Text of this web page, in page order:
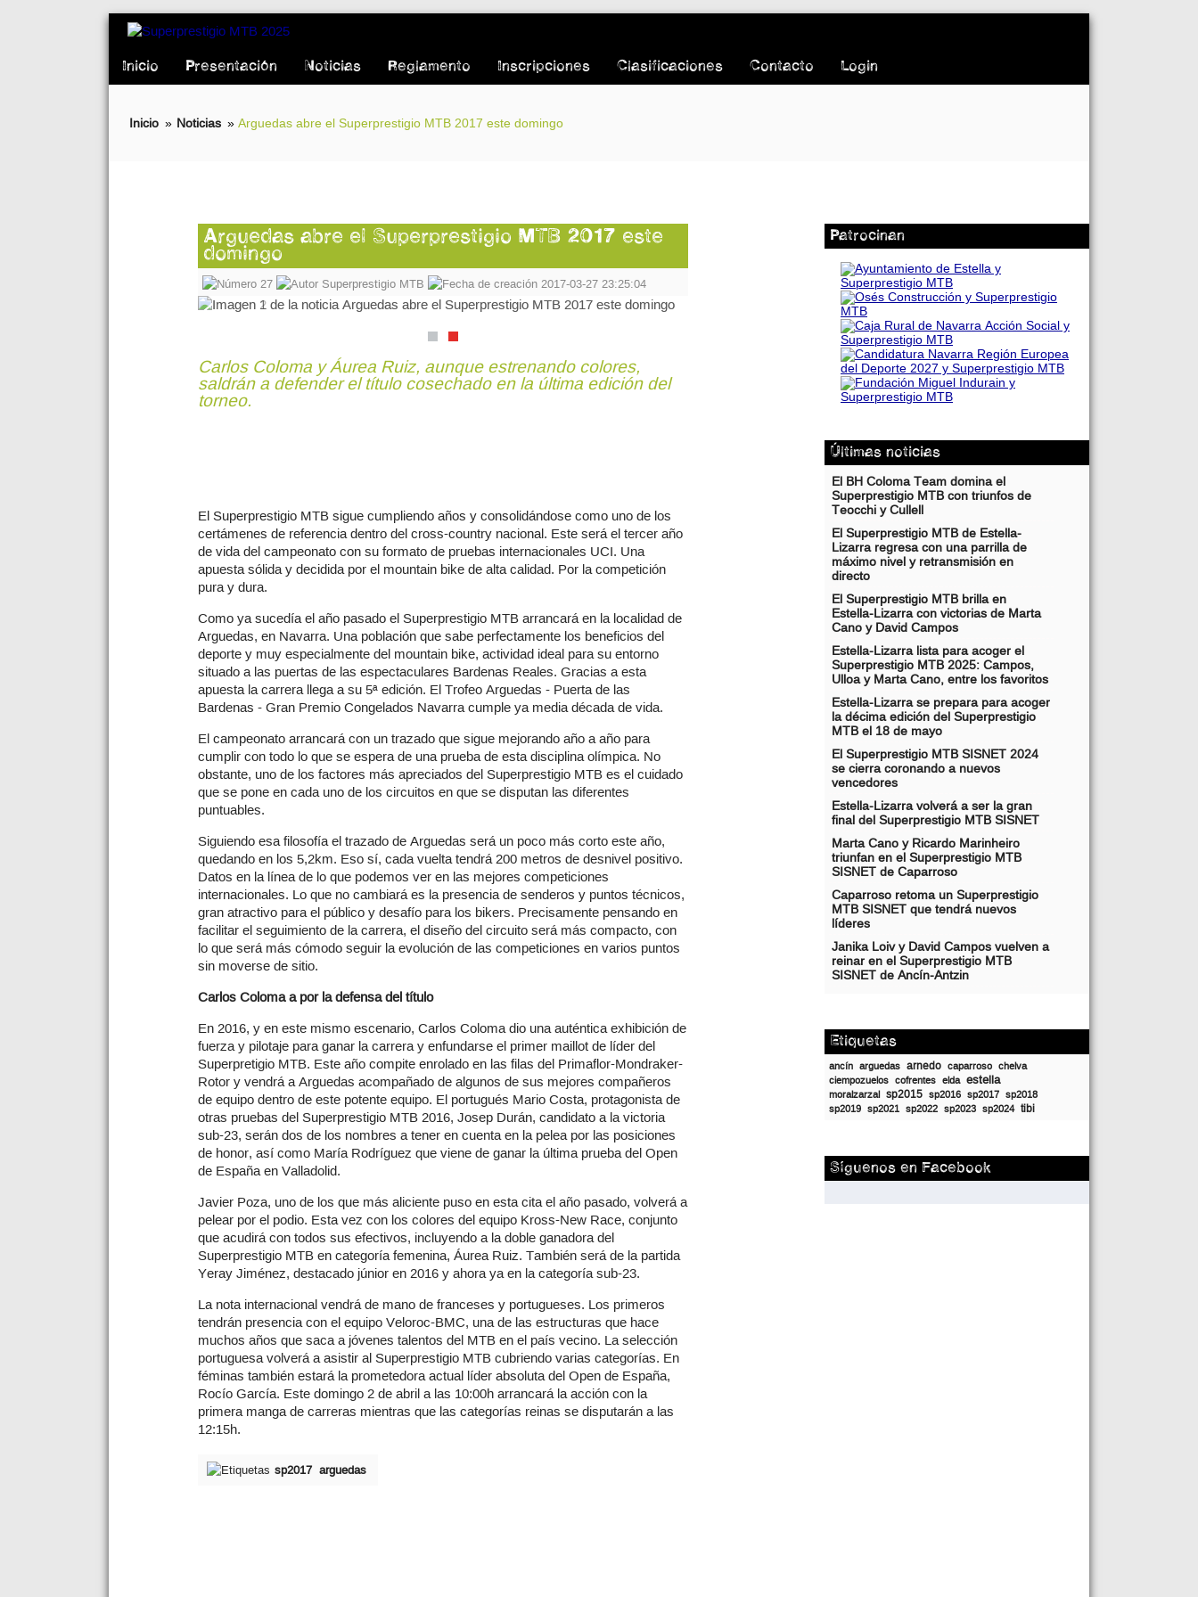
Inicio Presentación Noticias Reglamento Inscripciones Clasificaciones Contacto Login
Inicio » Noticias » Arguedas abre el Superprestigio MTB 2017 este domingo
Arguedas abre el Superprestigio MTB 2017 este
domingo
27 Superprestigio MTB 2017-03-27 23:25:04
Carlos Coloma y Áurea Ruiz, aunque estrenando colores,
saldrán a defender el título cosechado en la última edición del
torneo.
El Superprestigio MTB sigue cumpliendo años y consolidándose como uno de los
certámenes de referencia dentro del cross-country nacional. Este será el tercer año
de vida del campeonato con su formato de pruebas internacionales UCI. Una
apuesta sólida y decidida por el mountain bike de alta calidad. Por la competición
pura y dura.
Como ya sucedía el año pasado el Superprestigio MTB arrancará en la localidad de
Arguedas, en Navarra. Una población que sabe perfectamente los beneficios del
deporte y muy especialmente del mountain bike, actividad ideal para su entorno
situado a las puertas de las espectaculares Bardenas Reales. Gracias a esta
apuesta la carrera llega a su 5ª edición. El Trofeo Arguedas - Puerta de las
Bardenas - Gran Premio Congelados Navarra cumple ya media década de vida.
El campeonato arrancará con un trazado que sigue mejorando año a año para
cumplir con todo lo que se espera de una prueba de esta disciplina olímpica. No
obstante, uno de los factores más apreciados del Superprestigio MTB es el cuidado
que se pone en cada uno de los circuitos en que se disputan las diferentes
puntuables.
Siguiendo esa filosofía el trazado de Arguedas será un poco más corto este año,
quedando en los 5,2km. Eso sí, cada vuelta tendrá 200 metros de desnivel positivo.
Datos en la línea de lo que podemos ver en las mejores competiciones
internacionales. Lo que no cambiará es la presencia de senderos y puntos técnicos,
gran atractivo para el público y desafío para los bikers. Precisamente pensando en
facilitar el seguimiento de la carrera, el diseño del circuito será más compacto, con
lo que será más cómodo seguir la evolución de las competiciones en varios puntos
sin moverse de sitio.
Carlos Coloma a por la defensa del título
En 2016, y en este mismo escenario, Carlos Coloma dio una auténtica exhibición de
fuerza y pilotaje para ganar la carrera y enfundarse el primer maillot de líder del
Superpretigio MTB. Este año compite enrolado en las filas del Primaflor-Mondraker-
Rotor y vendrá a Arguedas acompañado de algunos de sus mejores compañeros
de equipo dentro de este potente equipo. El portugués Mario Costa, protagonista de
otras pruebas del Superprestigio MTB 2016, Josep Durán, candidato a la victoria
sub-23, serán dos de los nombres a tener en cuenta en la pelea por las posiciones
de honor, así como María Rodríguez que viene de ganar la última prueba del Open
de España en Valladolid.
Javier Poza, uno de los que más aliciente puso en esta cita el año pasado, volverá a
pelear por el podio. Esta vez con los colores del equipo Kross-New Race, conjunto
que acudirá con todos sus efectivos, incluyendo a la doble ganadora del
Superprestigio MTB en categoría femenina, Áurea Ruiz. También será de la partida
Yeray Jiménez, destacado júnior en 2016 y ahora ya en la categoría sub-23.
La nota internacional vendrá de mano de franceses y portugueses. Los primeros
tendrán presencia con el equipo Veloroc-BMC, una de las estructuras que hace
muchos años que saca a jóvenes talentos del MTB en el país vecino. La selección
portuguesa volverá a asistir al Superprestigio MTB cubriendo varias categorías. En
féminas también estará la prometedora actual líder absoluta del Open de España,
Rocío García. Este domingo 2 de abril a las 10:00h arrancará la acción con la
primera manga de carreras mientras que las categorías reinas se disputarán a las
12:15h.
sp2017 arguedas
Patrocinan
Últimas noticias
El BH Coloma Team domina el
Superprestigio MTB con triunfos de
Teocchi y Cullell
El Superprestigio MTB de Estella-
Lizarra regresa con una parrilla de
máximo nivel y retransmisión en
directo
El Superprestigio MTB brilla en
Estella-Lizarra con victorias de Marta
Cano y David Campos
Estella-Lizarra lista para acoger el
Superprestigio MTB 2025: Campos,
Ulloa y Marta Cano, entre los favoritos
Estella-Lizarra se prepara para acoger
la décima edición del Superprestigio
MTB el 18 de mayo
El Superprestigio MTB SISNET 2024
se cierra coronando a nuevos
vencedores
Estella-Lizarra volverá a ser la gran
final del Superprestigio MTB SISNET
Marta Cano y Ricardo Marinheiro
triunfan en el Superprestigio MTB
SISNET de Caparroso
Caparroso retoma un Superprestigio
MTB SISNET que tendrá nuevos
líderes
Janika Loiv y David Campos vuelven a
reinar en el Superprestigio MTB
SISNET de Ancín-Antzin
Etiquetas
ancín arguedas arnedo caparroso chelva
ciempozuelos cofrentes elda estella
moralzarzal sp2015 sp2016 sp2017 sp2018
sp2019 sp2021 sp2022 sp2023 sp2024 tibi
Síguenos en Facebook